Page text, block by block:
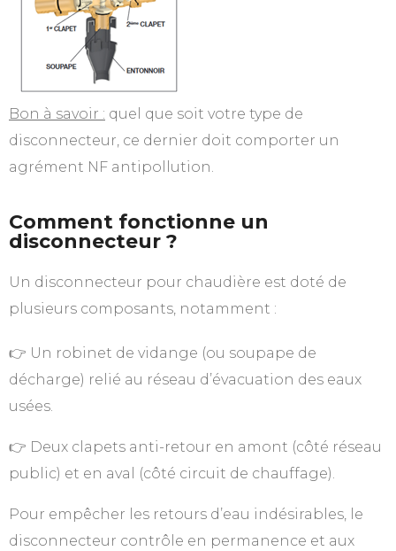
Bon à savoir : quel que soit votre type de
disconnecteur, ce dernier doit comporter un
agrément NF antipollution.
Comment fonctionne un
disconnecteur ?
Un disconnecteur pour chaudière est doté de
plusieurs composants, notamment :
👉 Un robinet de vidange (ou soupape de
décharge) relié au réseau d’évacuation des eaux
usées.
👉 Deux clapets anti-retour en amont (côté réseau
public) et en aval (côté circuit de chauffage).
Pour empêcher les retours d’eau indésirables, le
disconnecteur contrôle en permanence et aux